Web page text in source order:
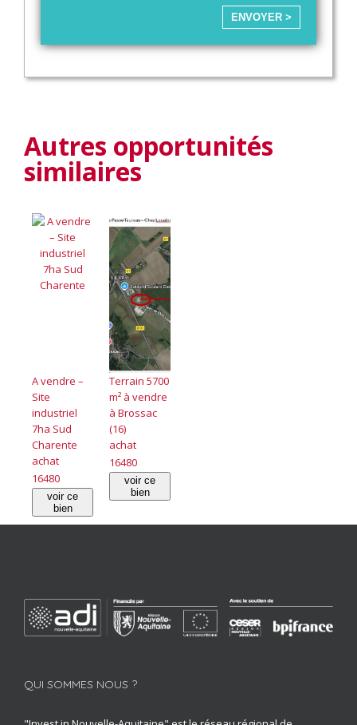
ENVOYER >
Autres opportunités
similaires
A vendre –
Site
industriel
7ha Sud
Charente
achat
16480
voir ce
bien
Terrain 5700
m² à vendre
à Brossac
(16)
achat
16480
voir ce
bien
QUI SOMMES NOUS ?